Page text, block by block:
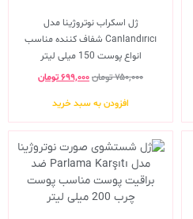
ژل اسکراب نوتروژینا مدل
Canlandırıcı شفاف کننده مناسب
انواع پوست 150 میلی لیتر
۷۵۰,۰۰۰تومان۶۹۹,۰۰۰تومان
افزودن به سبد خرید